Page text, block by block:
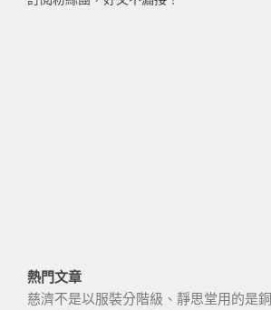
熱門文章
慈濟不是以服裝分階級、靜思堂用的是銅